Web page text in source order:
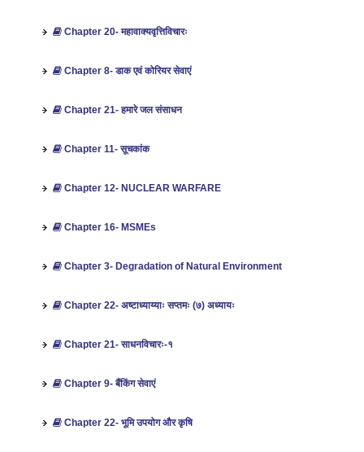
Chapter 20- महावाक्यवृत्तिविचारः
Chapter 8- डाक एवं कोरियर सेवाएं
Chapter 21- हमारे जल संसाधन
Chapter 11- सूचकांक
Chapter 12- NUCLEAR WARFARE
Chapter 16- MSMEs
Chapter 3- Degradation of Natural Environment
Chapter 22- अष्टाध्याय्याः सप्तमः (७) अध्यायः
Chapter 21- साधनविचारः-१
Chapter 9- बैंकिंग सेवाएं
Chapter 22- भूमि उपयोग और कृषि